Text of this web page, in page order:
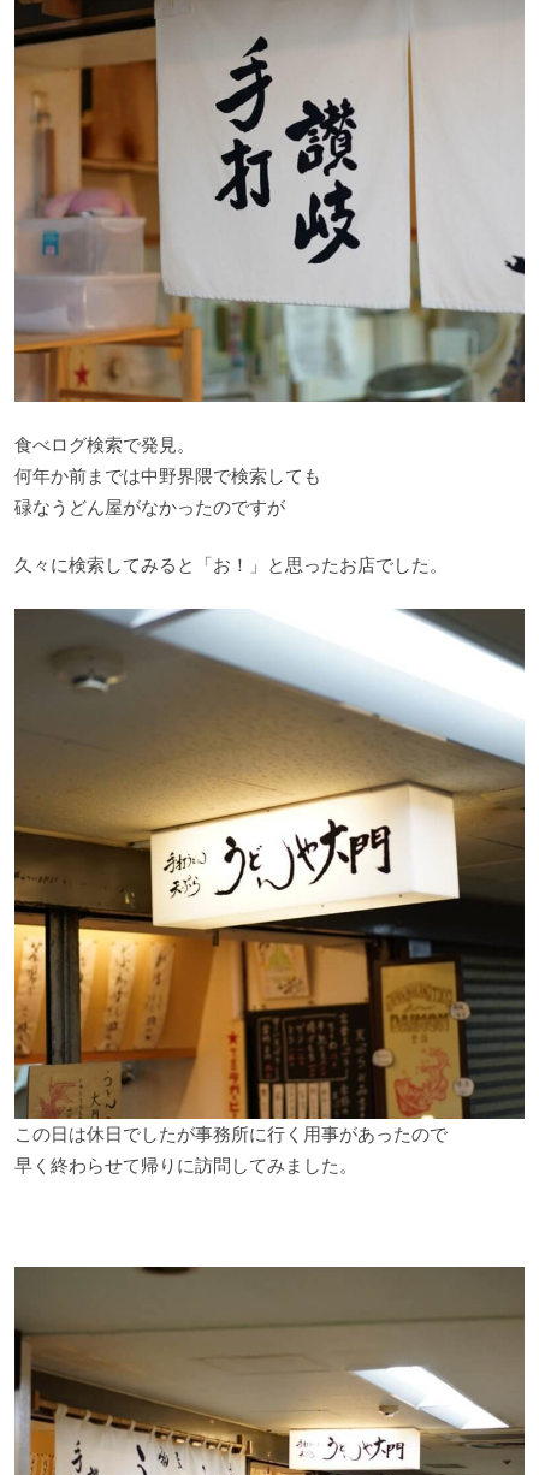
食べログ検索で発見。
何年か前までは中野界隈で検索しても
碌なうどん屋がなかったのですが
久々に検索してみると「お！」と思ったお店でした。
この日は休日でしたが事務所に行く用事があったので
早く終わらせて帰りに訪問してみました。